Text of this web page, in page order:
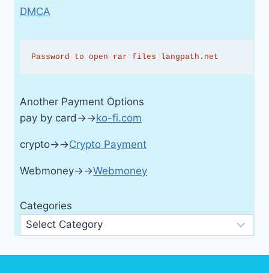
DMCA
Password to open rar files langpath.net
Another Payment Options
pay by card→→ko-fi.com
crypto→→Crypto Payment
Webmoney→→Webmoney
Categories